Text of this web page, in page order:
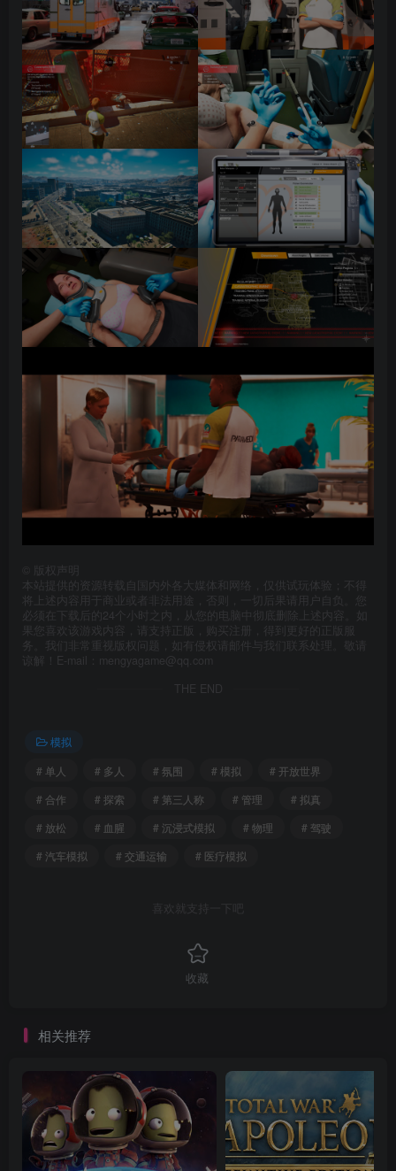
版权声明
本站提供的资源转载自国内外各大媒体和网络，仅供试玩体验；不得
将上述内容用于商业或者非法用途，否则，一切后果请用户自负。您
必须在下载后的24个小时之内，从您的电脑中彻底删除上述内容。如
果您喜欢该游戏内容，请支持正版，购买注册，得到更好的正版服
务。我们非常重视版权问题，如有侵权请邮件与我们联系处理。敬请
谅解！E-mail：mengyagame@qq.com
THE END
模拟
# 单人
# 多人 # 氛围 # 模拟
# 开放世界
# 合作
# 探索 # 第三人称 # 管理
# 拟真
# 放松
# 血腥 # 沉浸式模拟 # 物理
# 驾驶
# 汽车模拟
# 交通运输 # 医疗模拟
喜欢就支持一下吧
收藏
相关推荐